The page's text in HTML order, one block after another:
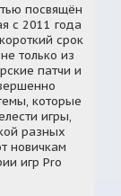
посвящён
с 2011 года
срок
только из
патчи и
которые
игры,
разных
новичкам
игр Pro